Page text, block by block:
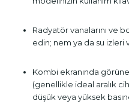
Radyatör vanalarını ve
edin; nem ya da su izleri
Kombi ekranında
(genellikle ideal aralık
düşük veya yüksek